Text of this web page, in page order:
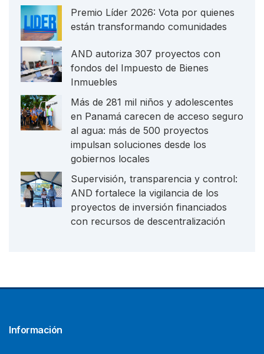
Premio Líder 2026: Vota por quienes
están transformando comunidades
AND autoriza 307 proyectos con
fondos del Impuesto de Bienes
Inmuebles
Más de 281 mil niños y adolescentes
en Panamá carecen de acceso seguro
al agua: más de 500 proyectos
impulsan soluciones desde los
gobiernos locales
Supervisión, transparencia y control:
AND fortalece la vigilancia de los
proyectos de inversión financiados
con recursos de descentralización
Información